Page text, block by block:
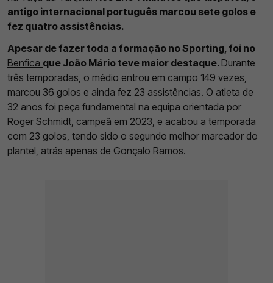
antigo internacional português marcou sete golos e
fez quatro assistências.
Apesar de fazer toda a formação no Sporting, foi no
Benfica que João Mário teve maior destaque.Durante
três temporadas, o médio entrou em campo 149 vezes,
marcou 36 golos e ainda fez 23 assistências. O atleta de
32 anos foi peça fundamental na equipa orientada por
Roger Schmidt, campeã em 2023, e acabou a temporada
com 23 golos, tendo sido o segundo melhor marcador do
plantel, atrás apenas de Gonçalo Ramos.